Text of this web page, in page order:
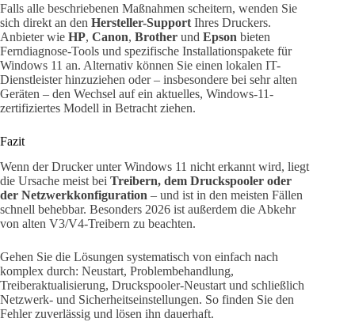
Falls alle beschriebenen Maßnahmen scheitern, wenden Sie
sich direkt an den Hersteller-Support Ihres Druckers.
Anbieter wie HP, Canon, Brother und Epson bieten
Ferndiagnose-Tools und spezifische Installationspakete für
Windows 11 an. Alternativ können Sie einen lokalen IT-
Dienstleister hinzuziehen oder – insbesondere bei sehr alten
Geräten – den Wechsel auf ein aktuelles, Windows-11-
zertifiziertes Modell in Betracht ziehen.
Fazit
Wenn der Drucker unter Windows 11 nicht erkannt wird, liegt
die Ursache meist bei Treibern, dem Druckspooler oder
der Netzwerkkonfiguration – und ist in den meisten Fällen
schnell behebbar. Besonders 2026 ist außerdem die Abkehr
von alten V3/V4-Treibern zu beachten.
Gehen Sie die Lösungen systematisch von einfach nach
komplex durch: Neustart, Problembehandlung,
Treiberaktualisierung, Druckspooler-Neustart und schließlich
Netzwerk- und Sicherheitseinstellungen. So finden Sie den
Fehler zuverlässig und lösen ihn dauerhaft.